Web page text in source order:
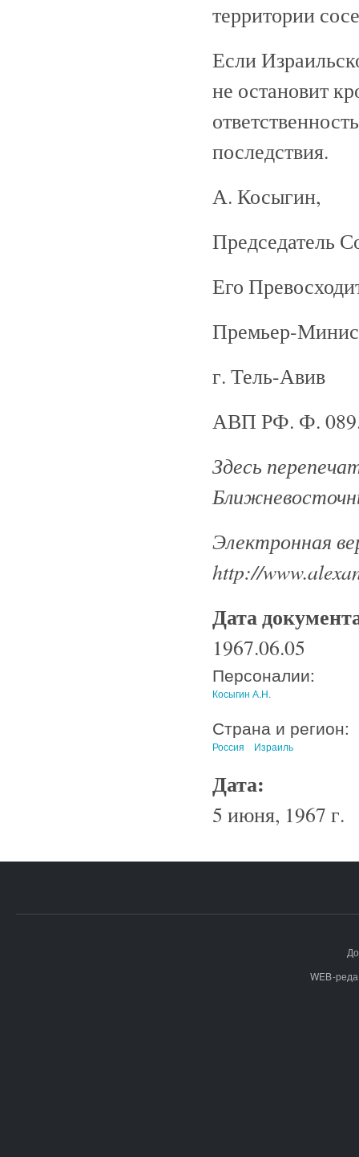
территории
Если
не остановит
последствия.
А. Косыгин,
Председатель
Его
Премьер-
г. Тель-Авив
АВП РФ. Ф.
Здесь
Электронная
http://
Дата
1967.06.05
Персоналии:
Косыгин А.Н.
Страна и регион:
Россия Израиль
Дата:
5 июня, 1967 г.
WEB-